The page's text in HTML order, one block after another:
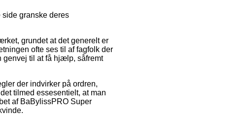
granske deres
grundet at det generelt er
ofte ses til af fagfolk der
genvej til at få hjælp, såfremt
der indvirker på ordren,
tilmed essesentielt, at man
af BaBylissPRO Super